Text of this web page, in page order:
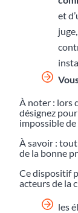
et
À noter : lors
désignez
impossible
À savoir :
de la bonne
Ce dispositif
acteurs de la
les